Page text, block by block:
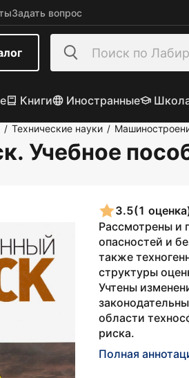
Задать вопрос
Книги Иностранные
/ Технические науки /
Учебное
3.5(1
Рассмотрены и
опасностей и
также
структуры
Учтены
области
риска.
Полная